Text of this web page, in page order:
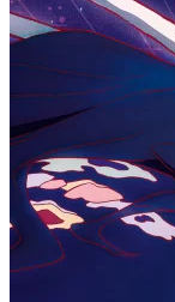
04 . 08
сериалСупруг
9 серия
04 . 08
сериалПугающий
1 сезон
6 серия
04 . 08
сериалКровавый
1 сезон
6 серия
04 . 08
2 сезон
8 серия
27 . 07
аниме сериал Если
спасёшь меня от
1 сезон
12 серия
26 . 07
аниме сериал
1 сезон
5 серия
26 . 07